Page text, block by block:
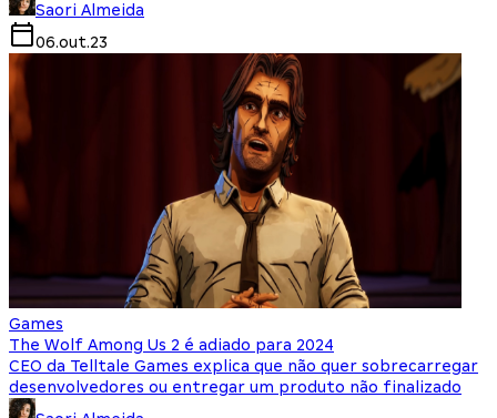
Saori Almeida
06.out.23
Games
The Wolf Among Us 2 é adiado para 2024
CEO da Telltale Games explica que não quer sobrecarregar
desenvolvedores ou entregar um produto não finalizado